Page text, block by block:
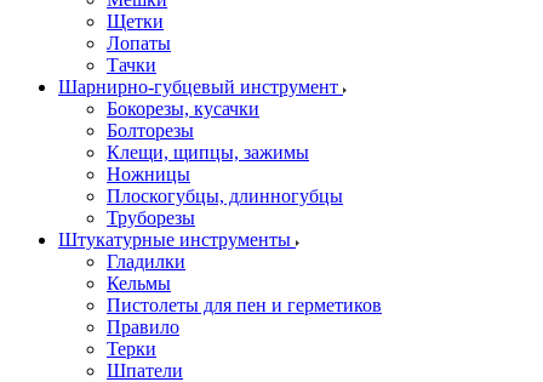
Щетки
Лопаты
Тачки
Шарнирно-губцевый инструмент
Бокорезы, кусачки
Болторезы
Клещи, щипцы, зажимы
Ножницы
Плоскогубцы, длинногубцы
Труборезы
Штукатурные инструменты
Гладилки
Кельмы
Пистолеты для пен и герметиков
Правило
Терки
Шпатели